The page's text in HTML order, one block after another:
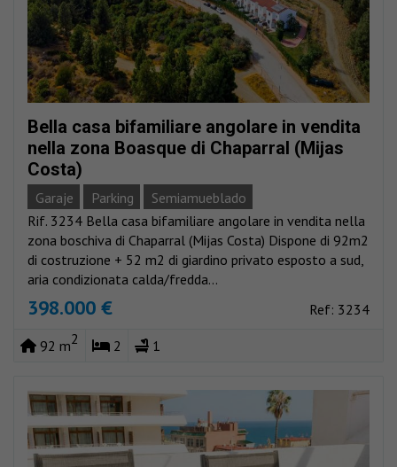
Bella casa bifamiliare angolare in vendita
nella zona Boasque di Chaparral (Mijas
Costa)
Garaje Parking
Semiamueblado
Rif. 3234 Bella casa bifamiliare angolare in vendita nella
zona boschiva di Chaparral (Mijas Costa) Dispone di 92m2
di costruzione + 52 m2 di giardino privato esposto a sud,
aria condizionata calda/fredda...
398.000 € Ref: 3234
92 m2 2 1